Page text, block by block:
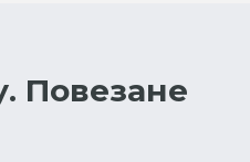
Повезане